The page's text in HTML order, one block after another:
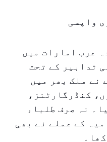
واپسی
متحدہ عرب امارات میں
تدابیر کے تحت
نے ملک بھر میں
کنڈرگارٹنز،
نہ صرف طلباء
کے عملے نے بھی